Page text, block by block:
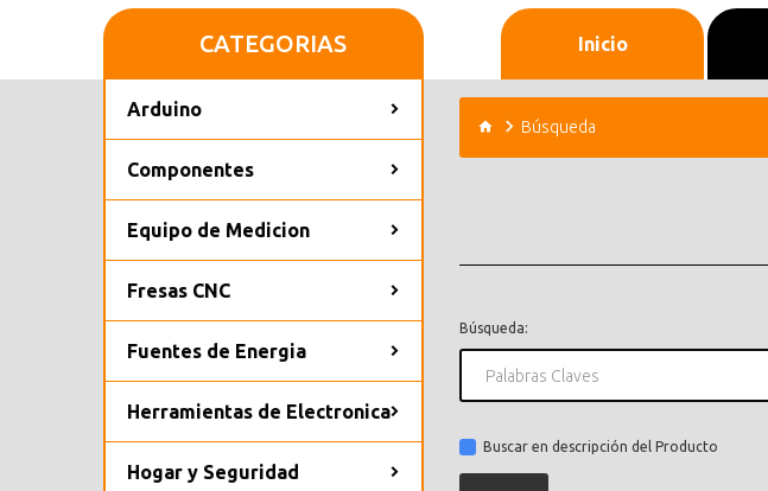
Inicio
CATEGORIAS
Arduino
Componentes
Equipo de Medicion
Fresas CNC
Fuentes de Energia
Herramientas de Electronica
Hogar y Seguridad
Búsqueda
Búsqueda:
Buscar en descripción del Producto